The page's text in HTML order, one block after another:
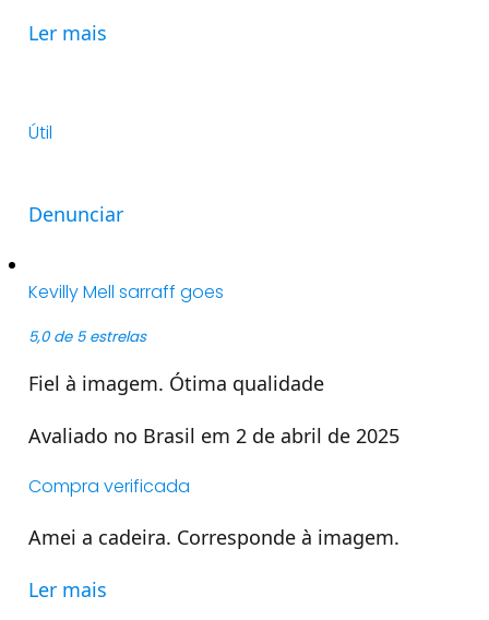
Ler mais
Útil
Denunciar
Kevilly Mell sarraff goes
5,0 de 5 estrelas
Fiel à imagem. Ótima qualidade
Avaliado no Brasil em 2 de abril de 2025
Compra verificada
Amei a cadeira. Corresponde à imagem.
Ler mais